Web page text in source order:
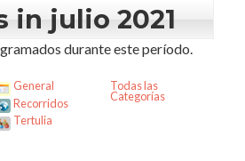
in julio 2021
durante este período.
General
Recorridos
Tertulia
Todas las
Categorías